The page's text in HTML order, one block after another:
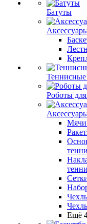
Батуты
Роботы
Мячи
Ещё